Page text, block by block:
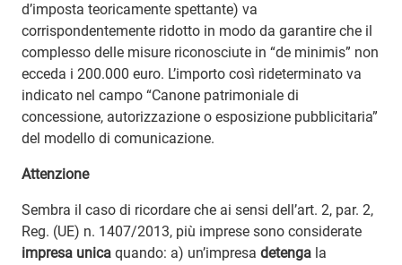
d’imposta teoricamente spettante) va
corrispondentemente ridotto in modo da garantire che il
complesso delle misure riconosciute in “de minimis” non
ecceda i 200.000 euro. L’importo così rideterminato va
indicato nel campo “Canone patrimoniale di
concessione, autorizzazione o esposizione pubblicitaria”
del modello di comunicazione.
Attenzione
Sembra il caso di ricordare che ai sensi dell’art. 2, par. 2,
Reg. (UE) n. 1407/2013, più imprese sono considerate
impresa unica quando: a) un’impresa detenga la